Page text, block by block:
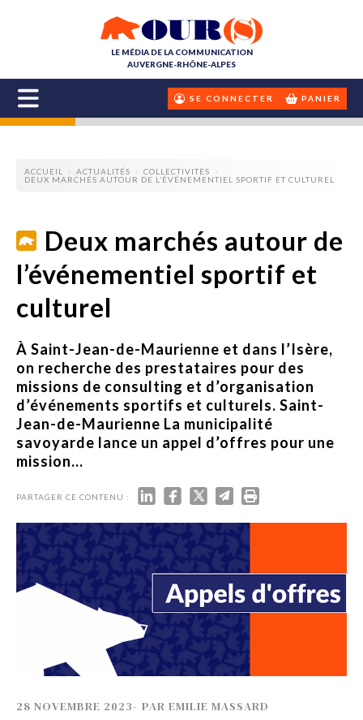
LE MÉDIA DE LA COMMUNICATION
AUVERGNE-RHÔNE-ALPES
SE CONNECTER PANIER
ACCUEIL ACTUALITÉS
COLLECTIVITÉS
DEUX MARCHÉS AUTOUR DE L’ÉVÉNEMENTIEL SPORTIF ET CULTUREL
Deux marchés autour de
l’événementiel sportif et
culturel
À Saint-Jean-de-Maurienne et dans l’Isère,
on recherche des prestataires pour des
missions de consulting et d’organisation
d’événements sportifs et culturels. Saint-
Jean-de-Maurienne La municipalité
savoyarde lance un appel d’offres pour une
mission...
PARTAGER CE CONTENU :
28 NOVEMBRE 2023- PAR EMILIE MASSARD